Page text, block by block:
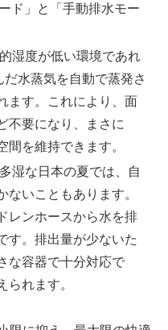
ド」と「手動排水モー
湿度が低い環境であれ
水蒸気を自動で蒸発さ
ます。これにより、面
不要になり、まさに
間を維持できます。
湿な日本の夏では、自
ないこともあります。
レンホースから水を排
す。排出量が少ないた
な容器で十分対応で
られます。